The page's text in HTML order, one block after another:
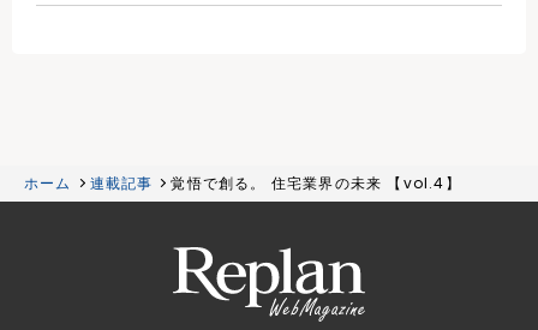
ホーム 連載記事 覚悟で創る。 住宅業界の未来 【vol.4】